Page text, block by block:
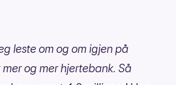
leste om og om igjen på
og mer hjertebank. Så